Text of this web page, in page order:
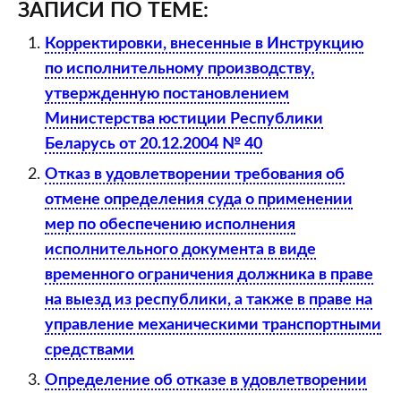
ЗАПИСИ ПО ТЕМЕ:
Корректировки, внесенные в Инструкцию
по исполнительному производству,
утвержденную постановлением
Министерства юстиции Республики
Беларусь от 20.12.2004 № 40
Отказ в удовлетворении требования об
отмене определения суда о применении
мер по обеспечению исполнения
исполнительного документа в виде
временного ограничения должника в праве
на выезд из республики, а также в праве на
управление механическими транспортными
средствами
Определение об отказе в удовлетворении